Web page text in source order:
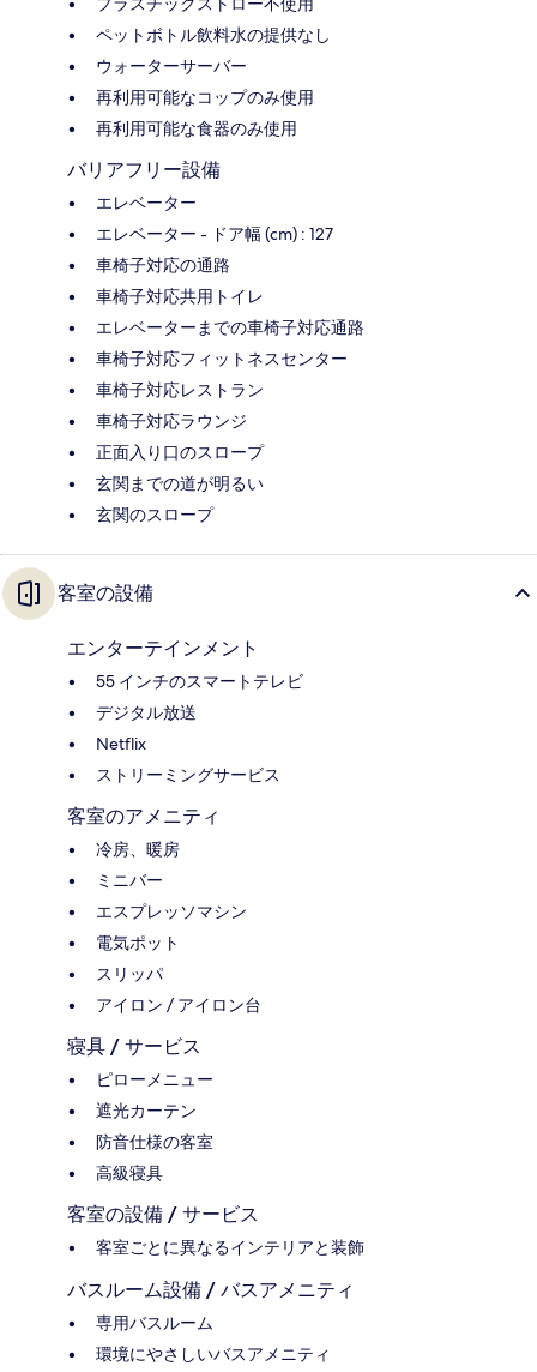
ペットボトル飲料水の提供なし
ウォーターサーバー
再利用可能なコップのみ使用
再利用可能な食器のみ使用
バリアフリー設備
エレベーター
エレベーター - ドア幅 (cm) : 127
車椅子対応の通路
車椅子対応共用トイレ
エレベーターまでの車椅子対応通路
車椅子対応フィットネスセンター
車椅子対応レストラン
車椅子対応ラウンジ
正面入り口のスロープ
玄関までの道が明るい
玄関のスロープ
客室の設備
エンターテインメント
55 インチのスマートテレビ
デジタル放送
Netflix
ストリーミングサービス
客室のアメニティ
冷房、暖房
ミニバー
エスプレッソマシン
電気ポット
スリッパ
アイロン / アイロン台
寝具 / サービス
ピローメニュー
遮光カーテン
防音仕様の客室
高級寝具
客室の設備 / サービス
客室ごとに異なるインテリアと装飾
バスルーム設備 / バスアメニティ
専用バスルーム
環境にやさしいバスアメニティ